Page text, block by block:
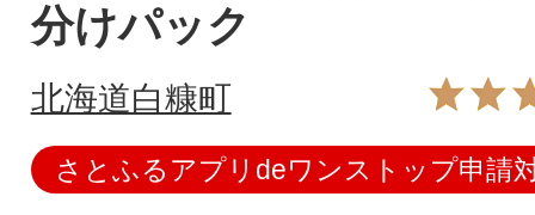
分けパック
北海道白糠町
さとふるアプリdeワンストップ申請